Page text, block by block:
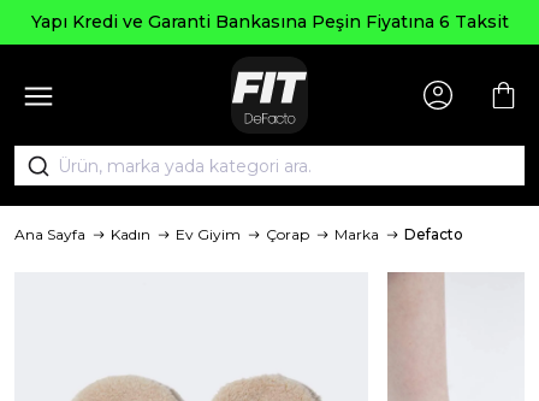
Yapı Kredi ve Garanti Bankasına Peşin Fiyatına 6 Taksit
Ana Sayfa Kadın Ev Giyim Çorap Marka Defacto